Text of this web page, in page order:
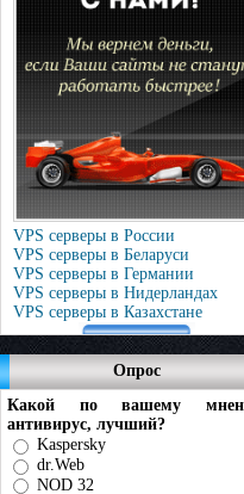
VPS серверы в России
VPS серверы в Беларуси
VPS серверы в Германии
VPS серверы в Нидерландах
VPS серверы в Казахстане
Опрос
Какой по вашему
антивирус, лучший?
Kaspersky
dr.Web
NOD 32